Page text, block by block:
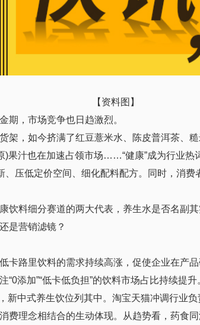
【资料图】
期，市场竞争也日趋激烈。
架，如今挤满了红豆薏米水、陈皮普洱茶、
)果汁也在加速占领市场……“健康”成为行业热
、压低定价空间、细化配料配方。同时，消
饮料细分赛道的两大代表，养生水是否名副
是营销滤镜？
卡路里饮料的需求持续高涨，促使企业在产
添加”“低卡低负担”的饮料市场占比持续提升
新中式养生饮位列其中。淘宝天猫冲调行业
费理念相结合的生动体现。从趋势看，药食